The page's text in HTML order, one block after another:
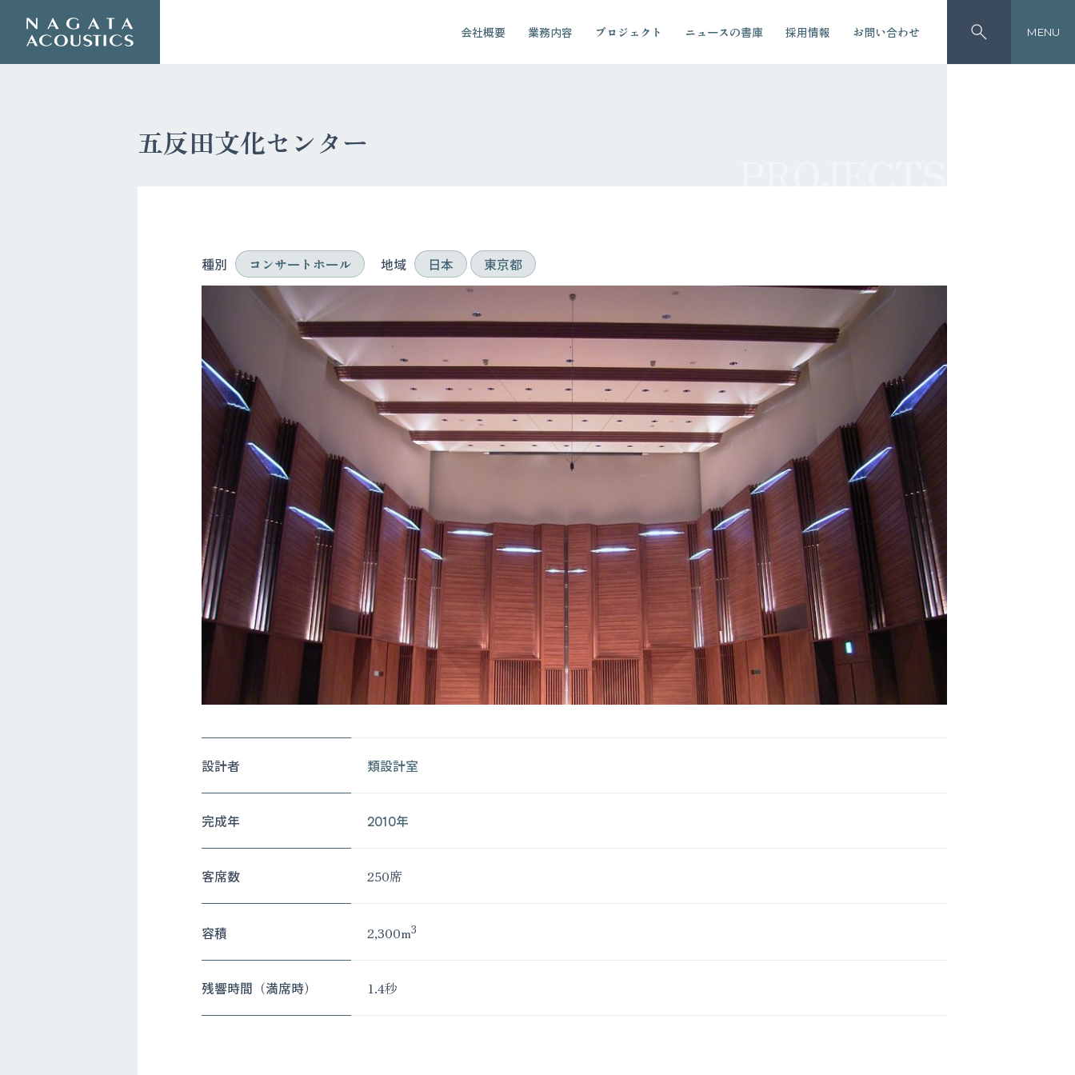
会社概要 業務内容 プロジェクト ニュースの書庫 採用情報 お問い合わせ MENU
五反田文化センター
種別 コンサートホール 地域 日本 東京都
設計者 類設計室
完成年 2010年
客席数 250席
容積 2,300m3
残響時間（満席時） 1.4秒